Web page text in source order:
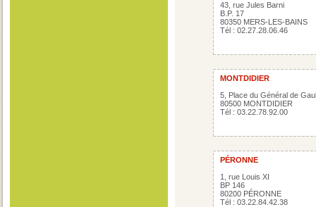
43, rue Jules Barni
B.P. 17
80350 MERS-LES-BAINS
Tél : 02.27.28.06.46
MONTDIDIER
5, Place du Général de
80500 MONTDIDIER
Tél : 03.22.78.92.00
PÉRONNE
1, rue Louis XI
BP 146
80200 PÉRONNE
Tél : 03.22.84.42.38